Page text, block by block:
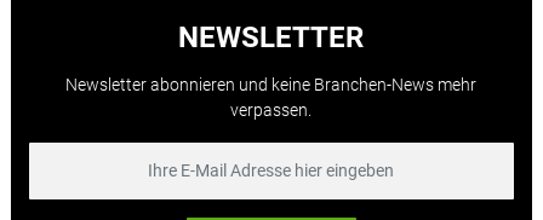
NEWSLETTER
Newsletter abonnieren und keine Branchen-News mehr
verpassen.